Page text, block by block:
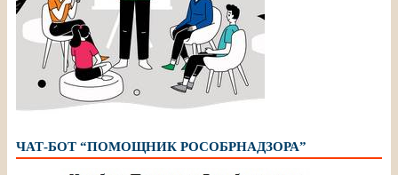
ЧАТ-БОТ “ПОМОЩНИК РОСОБРНАДЗОРА”